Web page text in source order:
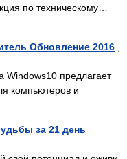
по техническому…
Обновление 2016
предлагает
компьютеров и
за 21 день